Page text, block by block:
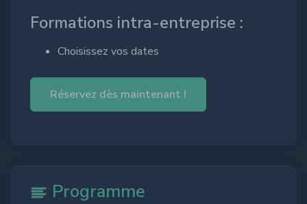
Formations intra-entreprise :
Choisissez vos dates
Réservez dès maintenant !
Programme